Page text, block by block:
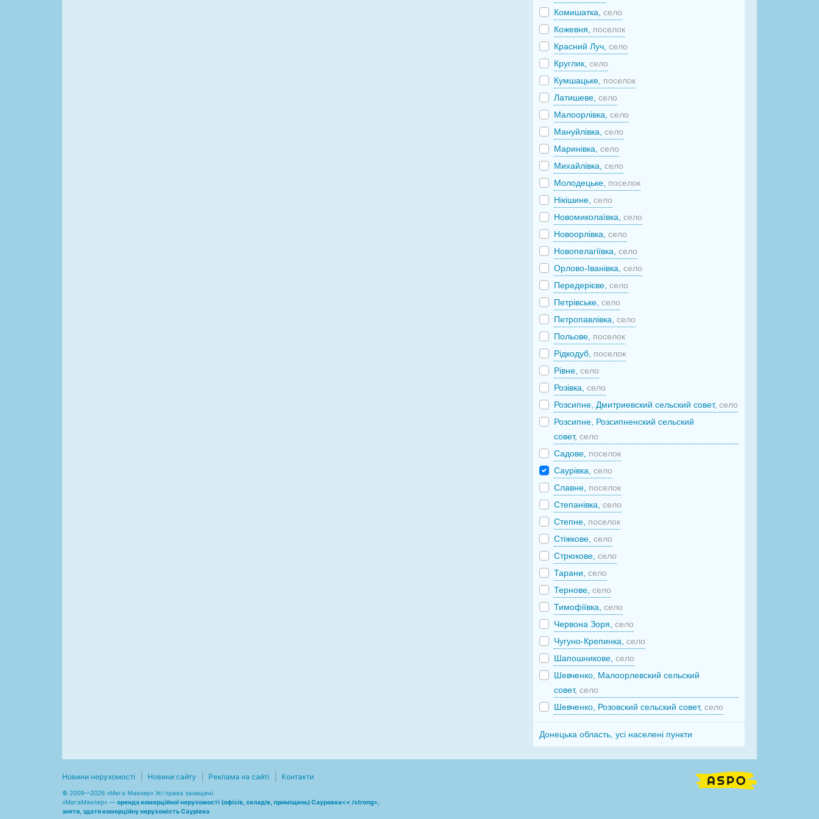
Комишатка,село
Кожевня, поселок
Красний Луч,село
Круглик,село
Кумшацьке, поселок
Латишеве,село
Малоорлівка,село
Мануйлівка,село
Маринівка,село
Михайлівка,село
Молодецьке, поселок
Нікішине,село
Новомиколаївка,село
Новоорлівка,село
Новопелагіївка,село
Орлово-Іванівка,село
Передерієве,село
Петрівське,село
Петропавлівка,село
Польове, поселок
Рідкодуб, поселок
Рівне,село
Розівка,село
Розсипне, Дмитриевский сельский совет,село
Розсипне, Розсипненский сельский
совет,село
Садове, поселок
Саурівка,село
Славне, поселок
Степанівка,село
Степне, поселок
Стіжкове,село
Стрюкове,село
Тарани,село
Тернове,село
Тимофіївка,село
Червона Зоря,село
Чугуно-Крепинка,село
Шапошникове,село
Шевченко, Малоорлевский сельский
совет,село
Шевченко, Розовский сельский совет,село
Донецька область, усі населені пункти
Новини нерухомості Новини сайту Реклама на сайті Контакти
© 2009—2026 «Мега Маклер» Усі права захищені.
«МегаМаклер» — оренда комерційної нерухомості (офісів, складів, приміщень) Сауровка<< /strong>,
зняти, здати комерційну нерухомість Саурівка